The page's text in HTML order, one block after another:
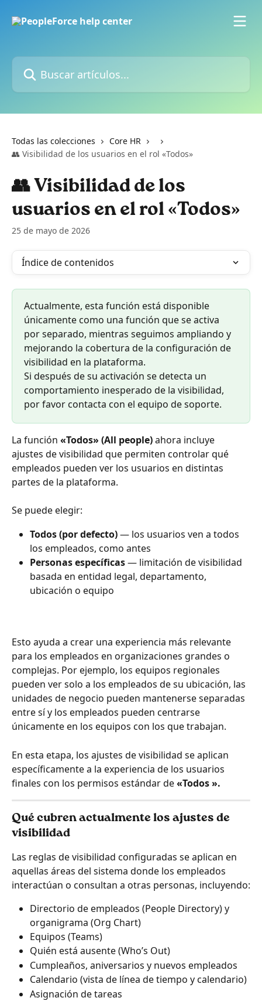
Buscar artículos...
Todas las colecciones
Core HR
👥 Visibilidad de los usuarios en el rol «Todos»
👥 Visibilidad de los
usuarios en el rol «Todos»
25 de mayo de 2026
Índice de contenidos
Actualmente, esta función está disponible
únicamente como una función que se activa
por separado, mientras seguimos ampliando y
mejorando la cobertura de la configuración de
visibilidad en la plataforma.
Si después de su activación se detecta un
comportamiento inesperado de la visibilidad,
por favor contacta con el equipo de soporte.
La función «Todos» (All people) ahora incluye
ajustes de visibilidad que permiten controlar qué
empleados pueden ver los usuarios en distintas
partes de la plataforma.
Se puede elegir:
Todos (por defecto) — los usuarios ven a todos
los empleados, como antes
Personas específicas — limitación de visibilidad
basada en entidad legal, departamento,
ubicación o equipo
Esto ayuda a crear una experiencia más relevante
para los empleados en organizaciones grandes o
complejas. Por ejemplo, los equipos regionales
pueden ver solo a los empleados de su ubicación, las
unidades de negocio pueden mantenerse separadas
entre sí y los empleados pueden centrarse
únicamente en los equipos con los que trabajan.
En esta etapa, los ajustes de visibilidad se aplican
específicamente a la experiencia de los usuarios
finales con los permisos estándar de «Todos ».
Qué cubren actualmente los ajustes de
visibilidad
Las reglas de visibilidad configuradas se aplican en
aquellas áreas del sistema donde los empleados
interactúan o consultan a otras personas, incluyendo:
Directorio de empleados (People Directory) y
organigrama (Org Chart)
Equipos (Teams)
Quién está ausente (Who’s Out)
Cumpleaños, aniversarios y nuevos empleados
Calendario (vista de línea de tiempo y calendario)
Asignación de tareas